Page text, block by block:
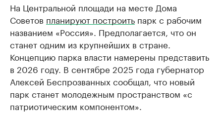
На Центральной площади на месте Дома
Советов планируют построить парк с рабочим
названием «Россия». Предполагается, что он
станет одним из крупнейших в стране.
Концепцию парка власти намерены представить
в 2026 году. В сентябре 2025 года губернатор
Алексей Беспрозванных сообщал, что новый
парк станет молодежным пространством «с
патриотическим компонентом».